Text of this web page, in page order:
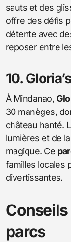
sauts et des
offre des défis
détente avec
reposer entre
10.
À Mindanao,
30 manèges,
château hanté.
lumières et de
magique. Ce
familles locales
divertissantes.
parcs